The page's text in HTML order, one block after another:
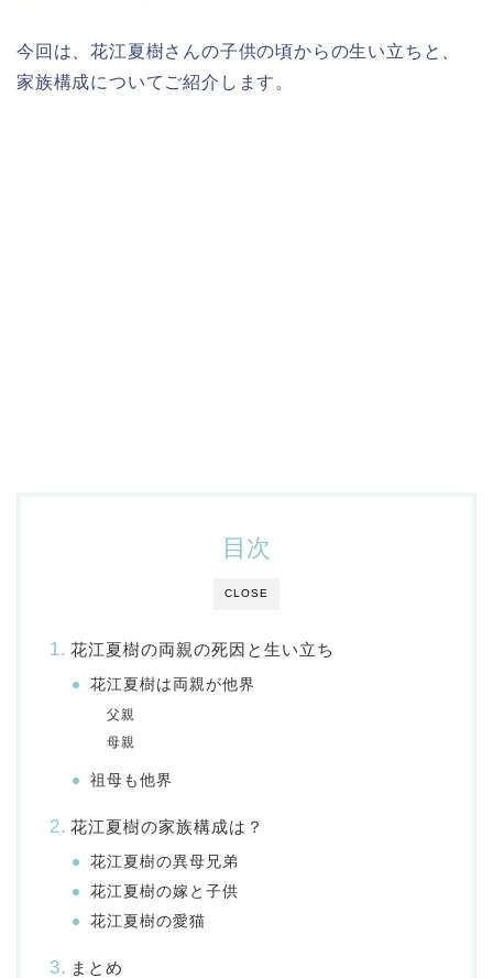
今回は、花江夏樹さんの子供の頃からの生い立ちと、
家族構成についてご紹介します。
CLOSE
目次
花江夏樹の両親の死因と生い立ち
花江夏樹は両親が他界
父親
母親
祖母も他界
花江夏樹の家族構成は？
花江夏樹の異母兄弟
花江夏樹の嫁と子供
花江夏樹の愛猫
まとめ